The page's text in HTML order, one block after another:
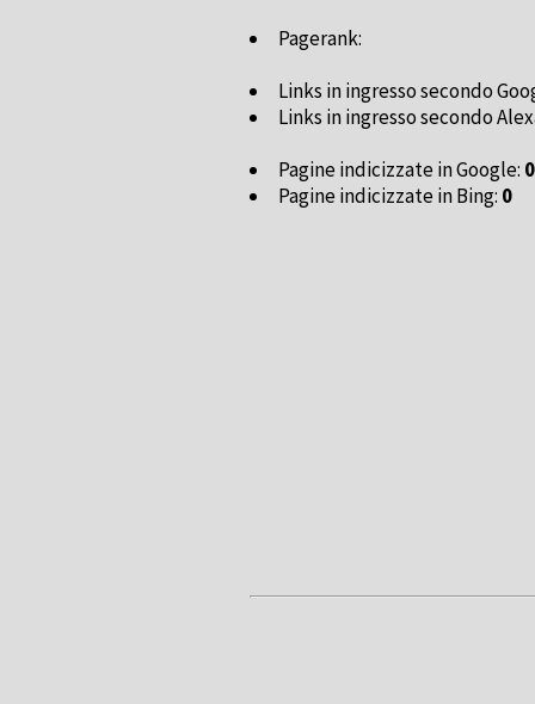
Pagerank:
Links in ingresso secondo
Links in ingresso secondo
Pagine indicizzate in Google: 0
Pagine indicizzate in Bing: 0